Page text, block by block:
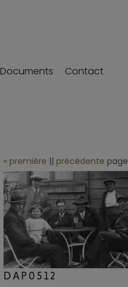
Documents Contact
« première || précédente page
DAP0512